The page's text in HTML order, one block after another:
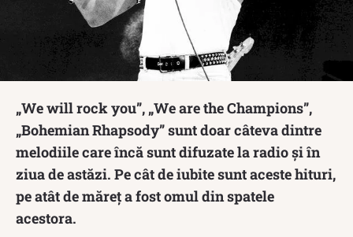
„We will rock you”, „We are the Champions”,
„Bohemian Rhapsody” sunt doar câteva dintre
melodiile care încă sunt difuzate la radio și în
ziua de astăzi. Pe cât de iubite sunt aceste hituri,
pe atât de măreț a fost omul din spatele
acestora.